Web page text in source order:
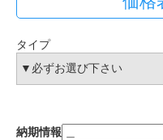
タイプ
納期情報